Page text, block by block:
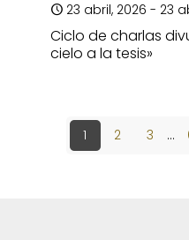
23 abril, 2026 - 23
Ciclo de charlas
cielo a la tesis»
1 2 3 ...